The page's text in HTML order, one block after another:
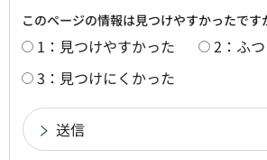
このページの情報は見つけやすかったです
1：見つけやすかった
2：ふつ
3：見つけにくかった